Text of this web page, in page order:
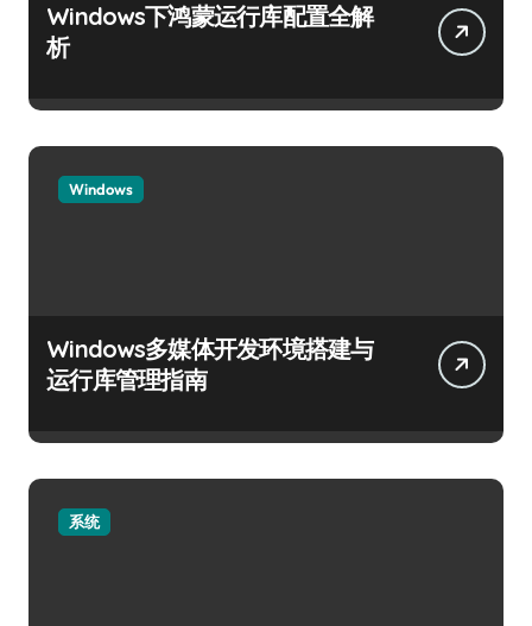
Windows下鸿蒙运行库配置全解
析
Windows
Windows多媒体开发环境搭建与
运行库管理指南
系统